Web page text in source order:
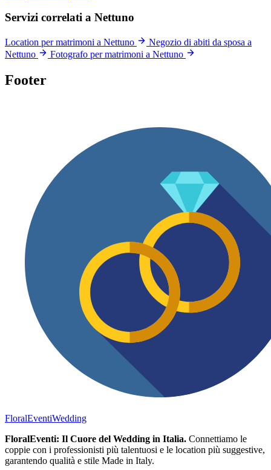
Servizi correlati a Nettuno
Location per matrimoni a Nettuno
Negozio di abiti da sposa a
Nettuno
Fotografo per matrimoni a Nettuno
Footer
FloralEventiWedding
FloralEventi: Il Cuore del Wedding in Italia. Connettiamo le
coppie con i professionisti più talentuosi e le location più suggestive,
garantendo qualità e stile Made in Italy.